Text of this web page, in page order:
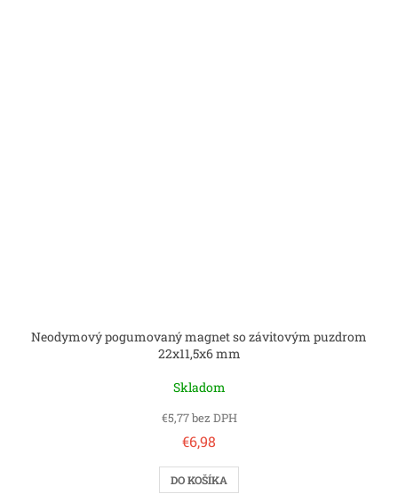
Neodymový pogumovaný magnet so závitovým puzdrom
22x11,5x6 mm
Skladom
€5,77 bez DPH
€6,98
DO KOŠÍKA